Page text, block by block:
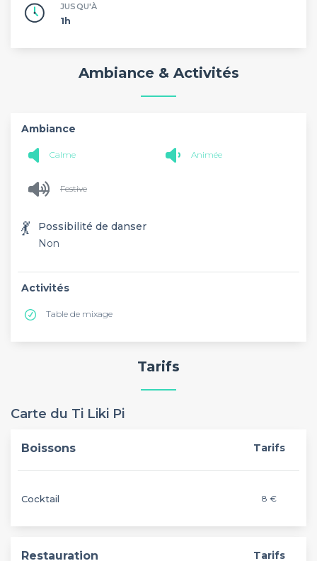
JUSQU'À
1h
Ambiance & Activités
Ambiance
Calme Animée
Festive
💃
Possibilité de danser
Non
Activités
Table de mixage
Tarifs
Carte du Ti Liki Pi
Boissons Tarifs
Cocktail 8 €
Restauration Tarifs